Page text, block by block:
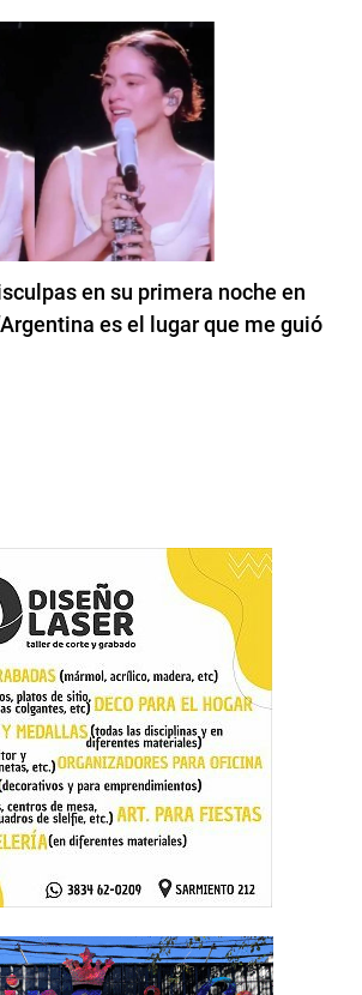
en su primera noche en
es el lugar que me guió